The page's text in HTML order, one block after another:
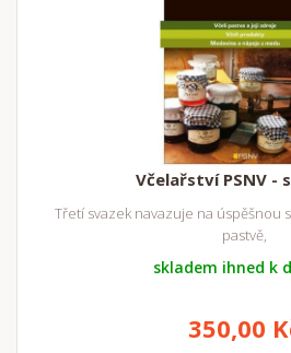
Včelařství PSNV -
Třetí svazek navazuje na úspěšnou
pastvě,
skladem ihned k
350,00